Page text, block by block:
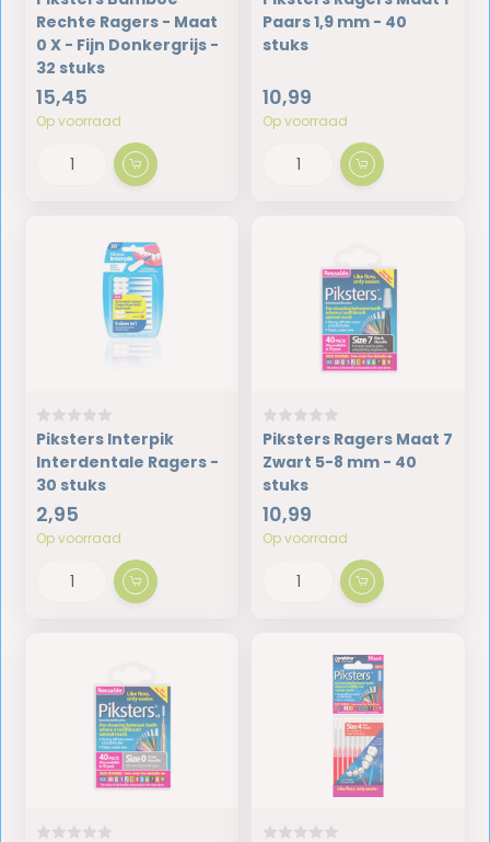
Rechte Ragers - Maat
0 X - Fijn Donkergrijs -
32 stuks
15,45
Op voorraad
Paars 1,9 mm - 40
stuks
10,99
Op voorraad
Piksters Interpik
Interdentale Ragers -
30 stuks
2,95
Op voorraad
Piksters Ragers Maat 7
Zwart 5-8 mm - 40
stuks
10,99
Op voorraad